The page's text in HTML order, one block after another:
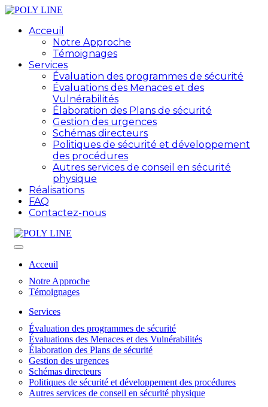
Acceuil
Notre Approche
Témoignages
Services
Évaluation des programmes de sécurité
Évaluations des Menaces et des
Vulnérabilités
Élaboration des Plans de sécurité
Gestion des urgences
Schémas directeurs
Politiques de sécurité et développement
des procédures
Autres services de conseil en sécurité
physique
Réalisations
FAQ
Contactez-nous
Acceuil
Notre Approche
Témoignages
Services
Évaluation des programmes de sécurité
Évaluations des Menaces et des Vulnérabilités
Élaboration des Plans de sécurité
Gestion des urgences
Schémas directeurs
Politiques de sécurité et développement des procédures
Autres services de conseil en sécurité physique